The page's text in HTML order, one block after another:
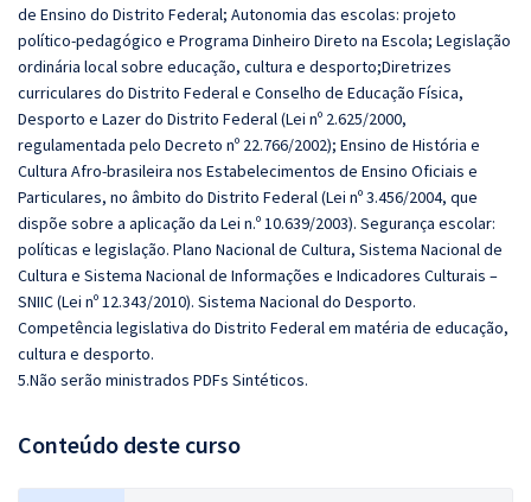
de Ensino do Distrito Federal; Autonomia das escolas: projeto
político-pedagógico e Programa Dinheiro Direto na Escola; Legislação
ordinária local sobre educação, cultura e desporto;Diretrizes
curriculares do Distrito Federal e Conselho de Educação Física,
Desporto e Lazer do Distrito Federal (Lei nº 2.625/2000,
regulamentada pelo Decreto nº 22.766/2002); Ensino de História e
Cultura Afro-brasileira nos Estabelecimentos de Ensino Oficiais e
Particulares, no âmbito do Distrito Federal (Lei nº 3.456/2004, que
dispõe sobre a aplicação da Lei n.º 10.639/2003). Segurança escolar:
políticas e legislação. Plano Nacional de Cultura, Sistema Nacional de
Cultura e Sistema Nacional de Informações e Indicadores Culturais –
SNIIC (Lei nº 12.343/2010). Sistema Nacional do Desporto.
Competência legislativa do Distrito Federal em matéria de educação,
cultura e desporto.
5.Não serão ministrados PDFs Sintéticos.
Conteúdo deste curso